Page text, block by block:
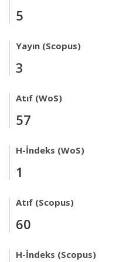
5
Yayın (Scopus)
3
Atıf (WoS)
57
H-İndeks (WoS)
1
Atıf (Scopus)
60
H-İndeks (Scopus)